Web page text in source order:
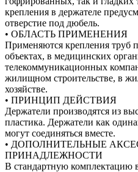
крепления в держателе
отверстие под дюбель.
• ОБЛАСТЬ ПРИМЕНЕНИЯ
Применяются крепления труб
объектах, в медицинских
телекоммуникационных
жилищном строительстве, в
хозяйстве.
• ПРИНЦИП ДЕЙСТВИЯ
Держатели производятся из
пластика. Держатели как
могут соединяться вместе.
• ДОПОЛНИТЕЛЬНЫЕ
ПРИНАДЛЕЖНОСТИ
В стандартную комплектацию